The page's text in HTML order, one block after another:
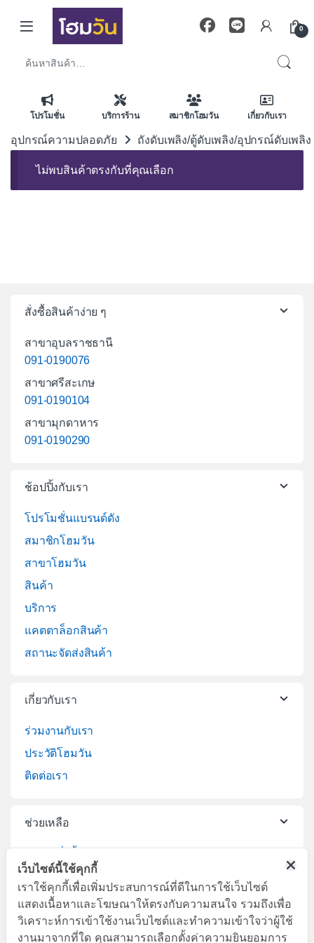
Skip to navigation
Skip to content
0
โปรโมชั่น บริการร้าน สมาชิกโฮมวัน เกี่ยวกับเรา
อุปกรณ์ความปลอดภัย ถังดับเพลิง/ตู้ดับเพลิง/อุปกรณ์ดับเพลิง
ไม่พบสินค้าตรงกับที่คุณเลือก
สั่งซื้อสินค้าง่าย ๆ
สาขาอุบลราชธานี
091-0190076
สาขาศรีสะเกษ
091-0190104
สาขามุกดาหาร
091-0190290
ช้อปปิ้งกับเรา
โปรโมชั่นแบรนด์ดัง
สมาชิกโฮมวัน
สาขาโฮมวัน
สินค้า
บริการ
แคตตาล็อกสินค้า
สถานะจัดส่งสินค้า
เกี่ยวกับเรา
ร่วมงานกับเรา
ประวัติโฮมวัน
ติดต่อเรา
ช่วยเหลือ
บริการจัดส่งสินค้า
เปลี่ยนคืนสินค้า
เว็บไซต์นี้ใช้คุกกี้
เราใช้คุกกี้เพื่อเพิ่มประสบการณ์ที่ดีในการใช้เว็บไซต์
แสดงเนื้อหาและโฆษณาให้ตรงกับความสนใจ รวมถึงเพื่อ
วิเคราะห์การเข้าใช้งานเว็บไซต์และทำความเข้าใจว่าผู้ใช้
งานมาจากที่ใด คุณสามารถเลือกตั้งค่าความยินยอมการ